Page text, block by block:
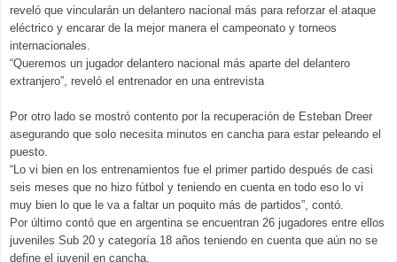
reveló que vincularán un delantero nacional más para reforzar el ataque
eléctrico y encarar de la mejor manera el campeonato y torneos
internacionales.
“Queremos un jugador delantero nacional más aparte del delantero
extranjero”, reveló el entrenador en una entrevista
Por otro lado se mostró contento por la recuperación de Esteban Dreer
asegurando que solo necesita minutos en cancha para estar peleando el
puesto.
“Lo vi bien en los entrenamientos fue el primer partido después de casi
seis meses que no hizo fútbol y teniendo en cuenta en todo eso lo vi
muy bien lo que le va a faltar un poquito más de partidos”, contó.
Por último contó que en argentina se encuentran 26 jugadores entre ellos
juveniles Sub 20 y categoría 18 años teniendo en cuenta que aún no se
define el juvenil en cancha.